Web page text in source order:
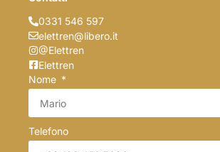
0331 546 597
elettren@libero.it
@Elettren
Elettren
Nome
Telefono